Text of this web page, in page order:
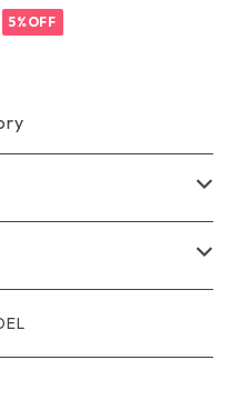
iet Violet X-Dye 44740 日本
正規品
5%OFF